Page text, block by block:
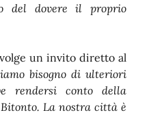
del dovere il proprio
un invito diretto al
bisogno di ulteriori
rendersi conto della
La nostra città è